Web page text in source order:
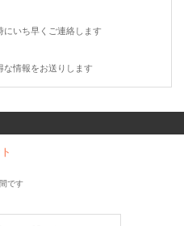
いち早くご連絡します
な情報をお送りします
です